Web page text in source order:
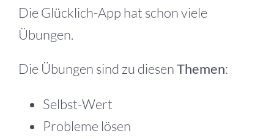
Die Glücklich-App hat schon viele
Übungen.
Die Übungen sind zu diesenThemen:
Selbst-Wert
Probleme lösen